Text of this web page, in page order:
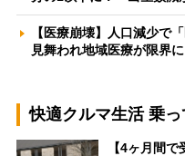
【医療崩壊】人口減少で
見舞われ地域医療が限
快適クルマ生活 乗
【4ヶ月間